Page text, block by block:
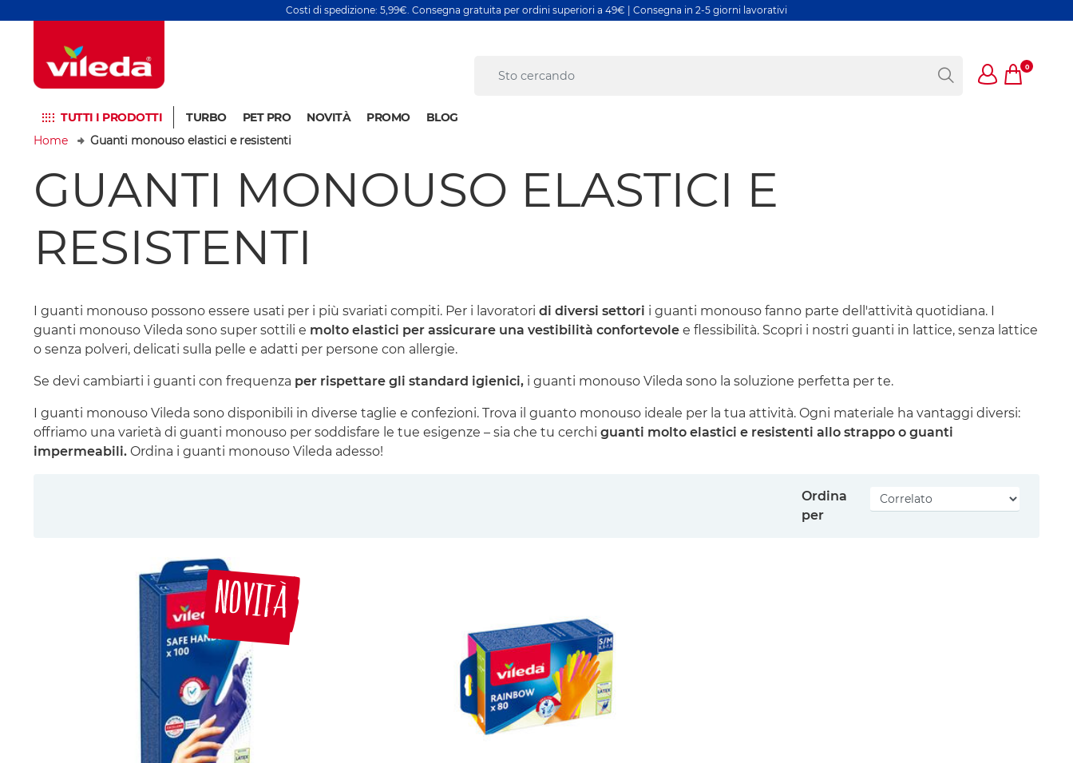
Costi di spedizione: 5,99€. Consegna gratuita per ordini superiori a 49€ | Consegna in 2-5 giorni lavorativi
0
TUTTI I PRODOTTI TURBO PET PRO NOVITÀ PROMO
BLOG
Home
Guanti monouso elastici e resistenti
GUANTI MONOUSO ELASTICI E
RESISTENTI
I guanti monouso possono essere usati per i più svariati compiti. Per i lavoratori di diversi settori i guanti monouso fanno parte dell'attività quotidiana. I
guanti monouso Vileda sono super sottili e molto elastici per assicurare una vestibilità confortevole e flessibilità. Scopri i nostri guanti in lattice, senza lattice
o senza polveri, delicati sulla pelle e adatti per persone con allergie.
Se devi cambiarti i guanti con frequenza per rispettare gli standard igienici, i guanti monouso Vileda sono la soluzione perfetta per te.
I guanti monouso Vileda sono disponibili in diverse taglie e confezioni. Trova il guanto monouso ideale per la tua attività. Ogni materiale ha vantaggi diversi:
offriamo una varietà di guanti monouso per soddisfare le tue esigenze – sia che tu cerchi guanti molto elastici e resistenti allo strappo o guanti
impermeabili. Ordina i guanti monouso Vileda adesso!
Ordina
per
NOVITÀ